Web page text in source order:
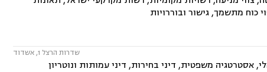
כוח מתשמך, גישור ובוררויות
שדרות הרצל 1, אשדוד
אסטרטגיה משפטית, דיני בחירות, דיני עמותות ונוטריון